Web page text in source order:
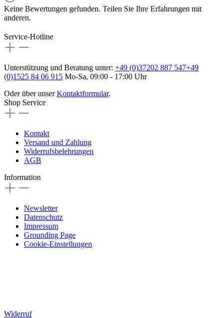
Keine Bewertungen gefunden. Teilen Sie Ihre Erfahrungen mit
anderen.
Service-Hotline
Unterstützung und Beratung unter: +49 (0)37202 887 547+49
(0)1525 84 06 915 Mo-Sa, 09:00 - 17:00 Uhr
Oder über unserKontaktformular.
Shop Service
Kontakt
Versand und Zahlung
Widerrufsbelehrungen
AGB
Information
Newsletter
Datenschutz
Impressum
Grounding Page
Cookie-Einstellungen
Widerruf